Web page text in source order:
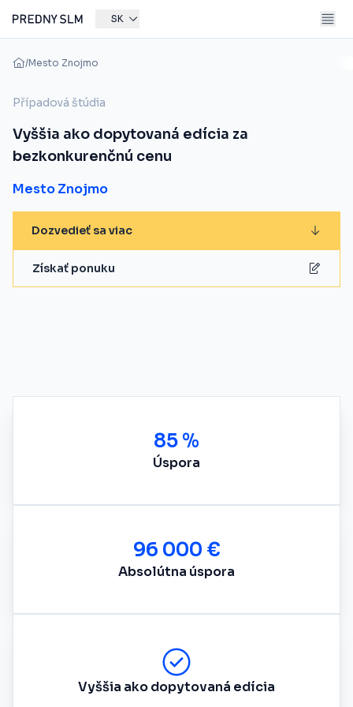
SK
/Mesto Znojmo
Případová štúdia
Vyššia ako dopytovaná edícia za
bezkonkurenčnú cenu
Mesto Znojmo
Dozvedieť sa viac
Získať ponuku
85 %
Úspora
96 000 €
Absolútna úspora
Vyššia ako dopytovaná edícia